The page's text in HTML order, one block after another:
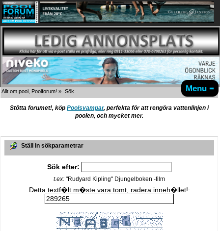
Menu ≡
Allt om pool, Poolforum! » Sök
Stötta forumet!, köp Poolsvampar, perfekta för att rengöra vattenlinjen i
poolen, och mycket mer.
Ställ in sökparametrar
Sök efter:
t.ex: "Rudyard Kipling" Djungelboken -film
Detta textf�lt m�ste vara tomt, radera inneh�llet!: